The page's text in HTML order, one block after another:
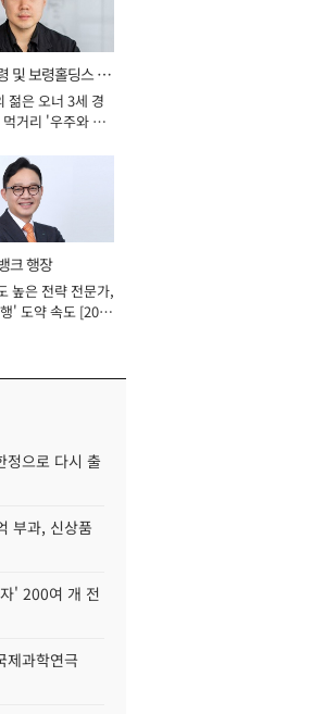
및 보령홀딩스 대
젊은 오너 3세 경
거리 '우주와 헬
크 행장
높은 전략 전문가,
' 도약 속도 [2026
정으로 다시 출
부과, 신상품
' 200여 개 전
제과학연극